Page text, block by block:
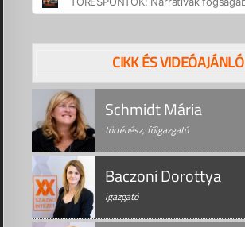
CIKK ÉS VIDEÓAJÁNLÓ
Schmidt Mária
történész, főigazgató
Baczoni Dorottya
igazgató